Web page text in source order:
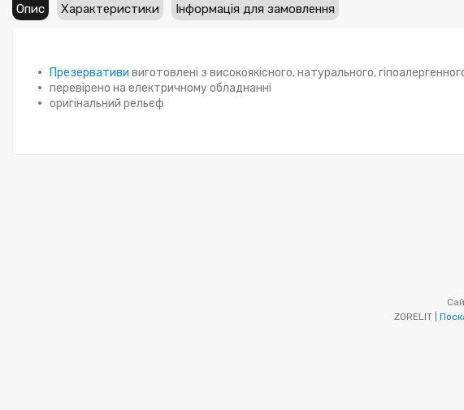
Опис Характеристики Інформація для замовлення
Презервативи виготовлені з високоякісного, натурального,
перевірено на електричному обладнанні
оригінальний рельєф